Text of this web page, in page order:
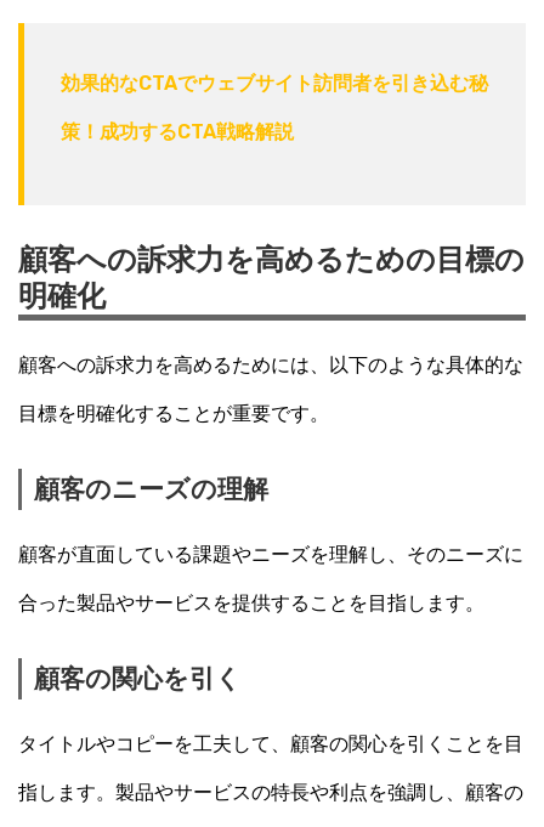
効果的なCTAでウェブサイト訪問者を引き込む秘
策！成功するCTA戦略解説
顧客への訴求力を高めるための目標の
明確化
顧客への訴求力を高めるためには、以下のような具体的な
目標を明確化することが重要です。
顧客のニーズの理解
顧客が直面している課題やニーズを理解し、そのニーズに
合った製品やサービスを提供することを目指します。
顧客の関心を引く
タイトルやコピーを工夫して、顧客の関心を引くことを目
指します。製品やサービスの特長や利点を強調し、顧客の